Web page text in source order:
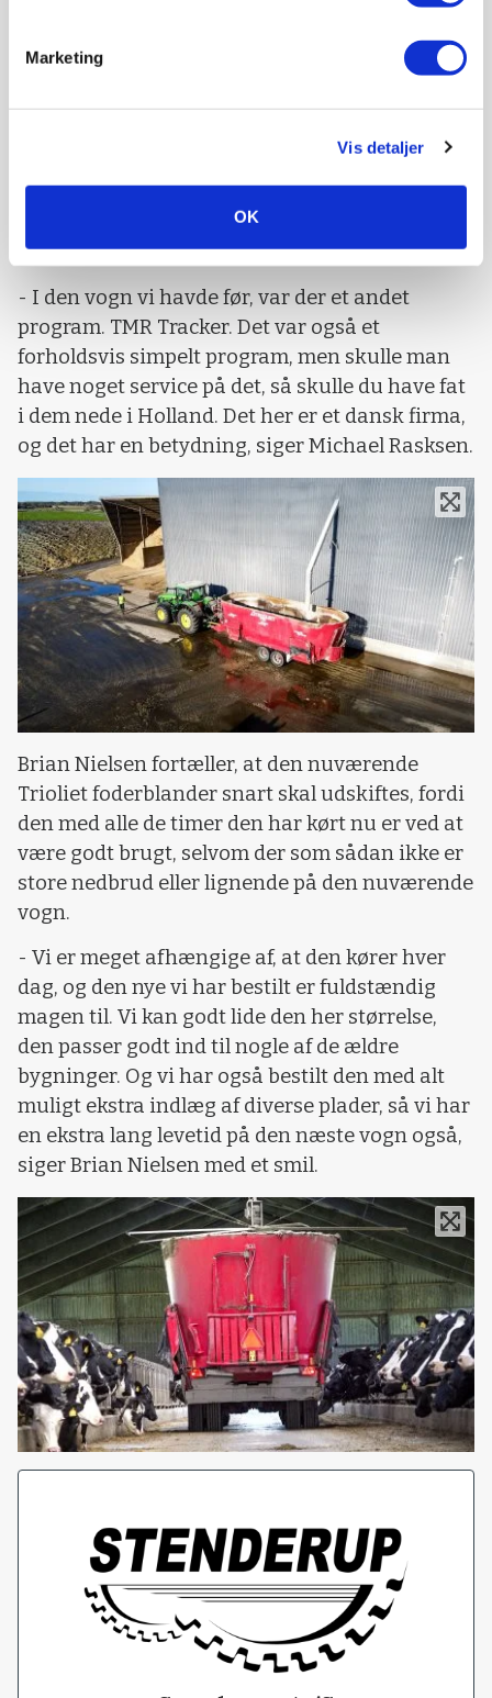
Marketing
Vis detaljer
OK
Fodermanden roser også det bagvedliggende
computerprogram, Cowconnect, der er sync’et
op med maskinen, og som fungerer rigtig fint,
når der køres og læsses.
- I den vogn vi havde før, var der et andet
program. TMR Tracker. Det var også et
forholdsvis simpelt program, men skulle man
have noget service på det, så skulle du have fat
i dem nede i Holland. Det her er et dansk firma,
og det har en betydning, siger Michael Rasksen.
Brian Nielsen fortæller, at den nuværende
Trioliet foderblander snart skal udskiftes, fordi
den med alle de timer den har kørt nu er ved at
være godt brugt, selvom der som sådan ikke er
store nedbrud eller lignende på den nuværende
vogn.
- Vi er meget afhængige af, at den kører hver
dag, og den nye vi har bestilt er fuldstændig
magen til. Vi kan godt lide den her størrelse,
den passer godt ind til nogle af de ældre
bygninger. Og vi har også bestilt den med alt
muligt ekstra indlæg af diverse plader, så vi har
en ekstra lang levetid på den næste vogn også,
siger Brian Nielsen med et smil.